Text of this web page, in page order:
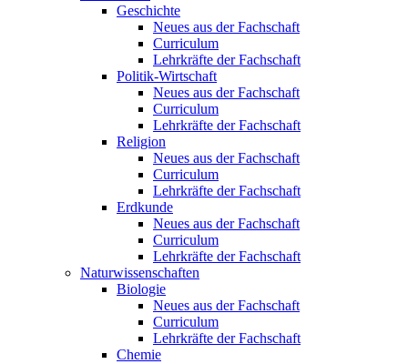
Geschichte
Neues aus der Fachschaft
Curriculum
Lehrkräfte der Fachschaft
Politik-Wirtschaft
Neues aus der Fachschaft
Curriculum
Lehrkräfte der Fachschaft
Religion
Neues aus der Fachschaft
Curriculum
Lehrkräfte der Fachschaft
Erdkunde
Neues aus der Fachschaft
Curriculum
Lehrkräfte der Fachschaft
Naturwissenschaften
Biologie
Neues aus der Fachschaft
Curriculum
Lehrkräfte der Fachschaft
Chemie